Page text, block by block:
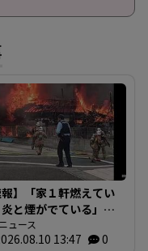
報】「家１軒燃えてい
と煙がでている」
安芸区畑賀で火災
火活動中
ュース
13:47 0